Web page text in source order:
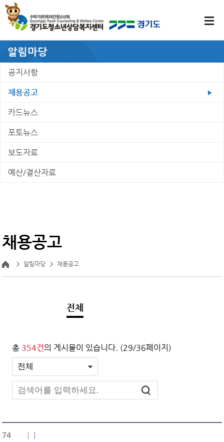
알림마당
공지사항
채용공고
카드뉴스
포토뉴스
보도자료
예산/결산자료
채용공고
알림마당 채용공고
전체
총 354건의 게시물이 있습니다. (29/36페이지)
74